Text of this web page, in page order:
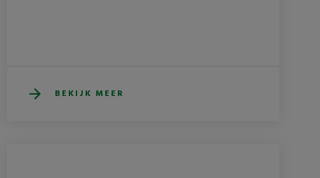
BEKIJK MEER